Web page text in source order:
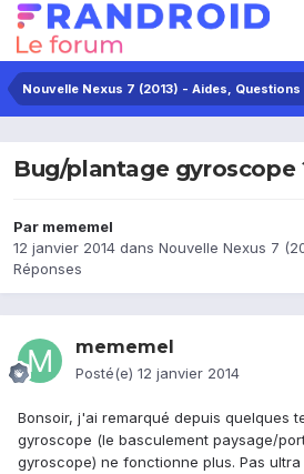
Bug/plantage gyroscope
Par mememel
12 janvier 2014 dans Nouvelle Nexus 7
Réponses
mememel
Posté(e) 12 janvier 2014
Bonsoir, j'ai remarqué depuis quelques
gyroscope (le basculement paysage/
gyroscope) ne fonctionne plus. Pas